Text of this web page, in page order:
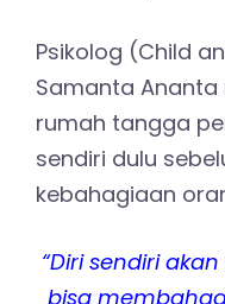
Psikolog (Child
Samanta
rumah tangga
sendiri dulu
kebahagiaan
“Diri sendiri
bisa